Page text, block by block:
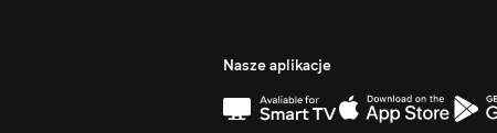
Nasze aplikacje